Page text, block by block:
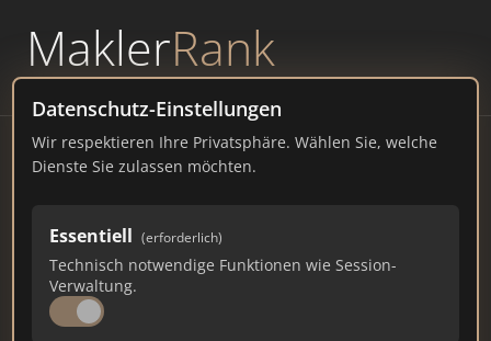
MaklerRank
powered byWAVEPOINT
Datenschutz-Einstellungen
Wir respektieren Ihre Privatsphäre. Wählen Sie, welche
Dienste Sie zulassen möchten.
Essentiell (erforderlich)
Technisch notwendige Funktionen wie Session-
Verwaltung.
Immobilienmakler Rimsting
– Ranking Juli 2026
BAYERN 4.000 EINWOHNER
94 563